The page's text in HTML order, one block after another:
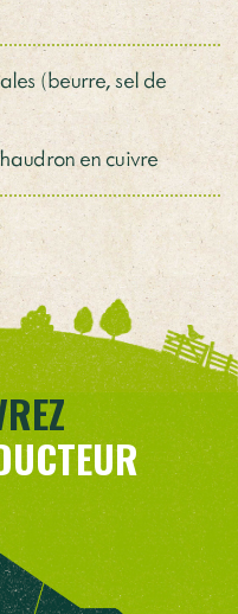
(beurre, sel de
en cuivre